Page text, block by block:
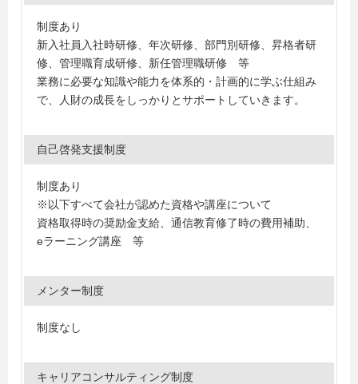
制度あり
新入社員入社時研修、年次研修、部門別研修、昇格者研
修、管理職育成研修、新任管理職研修 等
業務に必要な知識や能力を体系的・計画的に学ぶ仕組み
で、人財の成長をしっかりとサポートしていきます。
自己啓発支援制度
制度あり
※以下すべて会社が認めた資格や講座について
資格取得時の奨励金支給、通信教育修了時の費用補助、
eラーニング講座 等
メンター制度
制度なし
キャリアコンサルティング制度